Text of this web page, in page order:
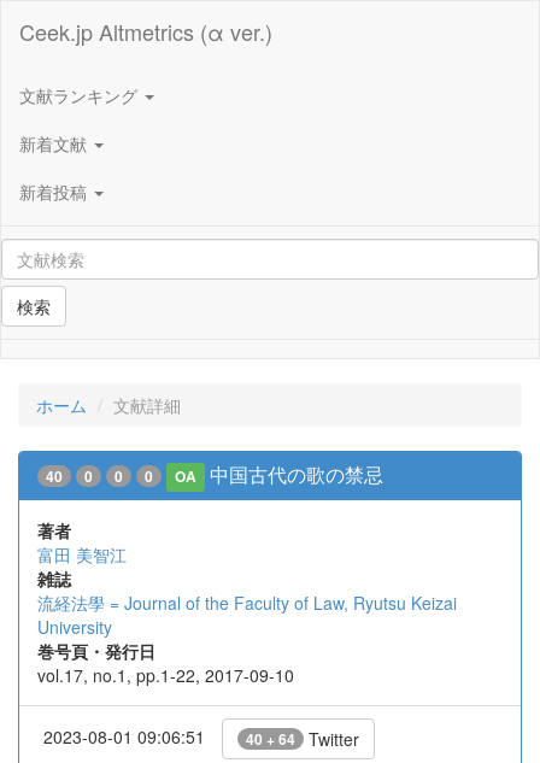
Ceek.jp Altmetrics (α ver.)
文献ランキング
新着文献
新着投稿
検索
ホーム 文献詳細
40 0 0 0 OA 中国古代の歌の禁忌
著者
富田 美智江
雑誌
流経法學 = Journal of the Faculty of Law, Ryutsu Keizai
University
巻号頁・発行日
vol.17, no.1, pp.1-22, 2017-09-10
2023-08-01 09:06:51 40 + 64 Twitter